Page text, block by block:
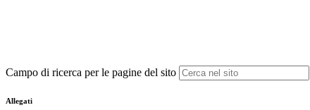
Campo di ricerca per le pagine del sito
Allegati